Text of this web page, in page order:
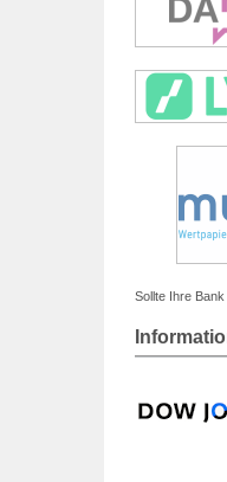
Sollte Ihre